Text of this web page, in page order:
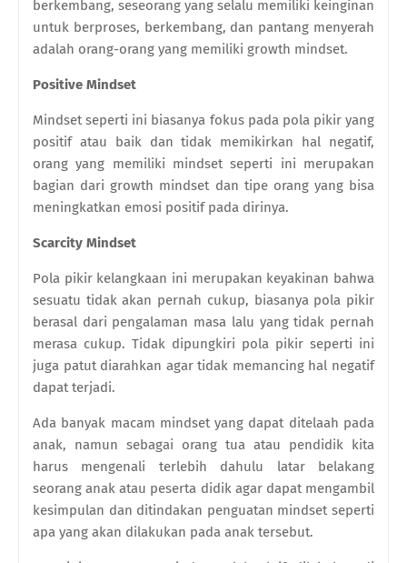
berkembang, seseorang yang selalu memiliki keinginan
untuk berproses, berkembang, dan pantang menyerah
adalah orang-orang yang memiliki growth mindset.
Positive Mindset
Mindset seperti ini biasanya fokus pada pola pikir yang
positif atau baik dan tidak memikirkan hal negatif,
orang yang memiliki mindset seperti ini merupakan
bagian dari growth mindset dan tipe orang yang bisa
meningkatkan emosi positif pada dirinya.
Scarcity Mindset
Pola pikir kelangkaan ini merupakan keyakinan bahwa
sesuatu tidak akan pernah cukup, biasanya pola pikir
berasal dari pengalaman masa lalu yang tidak pernah
merasa cukup. Tidak dipungkiri pola pikir seperti ini
juga patut diarahkan agar tidak memancing hal negatif
dapat terjadi.
Ada banyak macam mindset yang dapat ditelaah pada
anak, namun sebagai orang tua atau pendidik kita
harus mengenali terlebih dahulu latar belakang
seorang anak atau peserta didik agar dapat mengambil
kesimpulan dan ditindakan penguatan mindset seperti
apa yang akan dilakukan pada anak tersebut.